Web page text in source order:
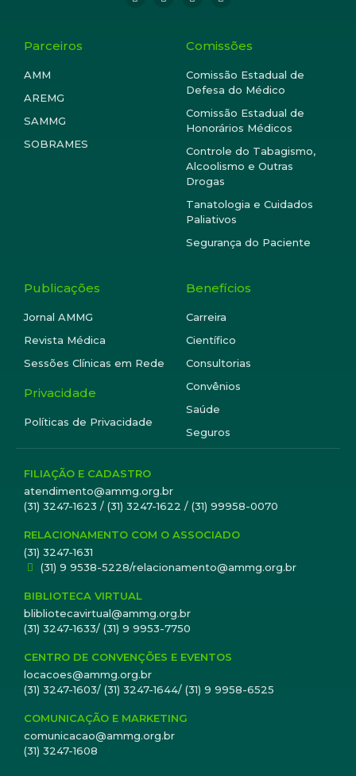
Parceiros
AMM
AREMG
SAMMG
SOBRAMES
Comissões
Comissão Estadual de
Defesa do Médico
Comissão Estadual de
Honorários Médicos
Controle do Tabagismo,
Alcoolismo e Outras
Drogas
Tanatologia e Cuidados
Paliativos
Segurança do Paciente
Publicações
Jornal AMMG
Revista Médica
Sessões Clínicas em Rede
Privacidade
Políticas de Privacidade
Benefícios
Carreira
Científico
Consultorias
Convênios
Saúde
Seguros
FILIAÇÃO E CADASTRO
atendimento@ammg.org.br
(31) 3247-1623 / (31) 3247-1622 / (31) 99958-0070
RELACIONAMENTO COM O ASSOCIADO
(31) 3247-1631
(31) 9 9538-5228/relacionamento@ammg.org.br
BIBLIOTECA VIRTUAL
blibliotecavirtual@ammg.org.br
(31) 3247-1633/ (31) 9 9953-7750
CENTRO DE CONVENÇÕES E EVENTOS
locacoes@ammg.org.br
(31) 3247-1603/ (31) 3247-1644/ (31) 9 9958-6525
COMUNICAÇÃO E MARKETING
comunicacao@ammg.org.br
(31) 3247-1608